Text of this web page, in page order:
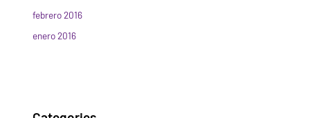
febrero 2016
enero 2016